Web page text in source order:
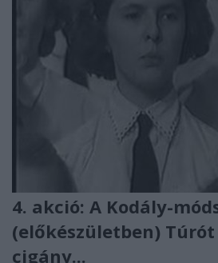
4. akció: A Kodály-
(előkészületben) Túrót
cigány...